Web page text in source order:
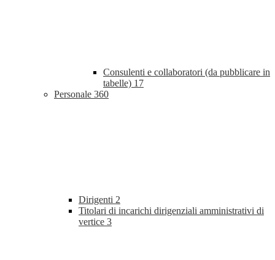
Consulenti e collaboratori (da pubblicare in
tabelle) 17
Personale 360
Dirigenti 2
Titolari di incarichi dirigenziali amministrativi di
vertice 3